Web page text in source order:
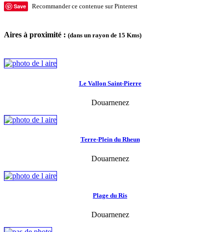
Save Recommander ce contenue sur Pinterest
Aires à proximité : (dans un rayon de 15 Kms)
Le Vallon Saint-Pierre
Douarnenez
Terre-Plein du Rheun
Douarnenez
Plage du Ris
Douarnenez